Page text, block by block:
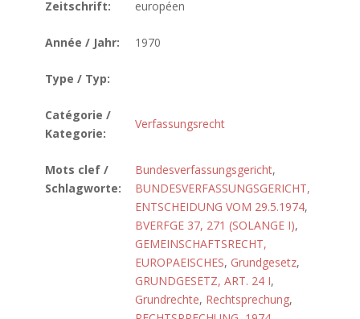
Zeitschrift: européen
Année / Jahr: 1970
Type / Typ:
Catégorie /
Kategorie:
Verfassungsrecht
Mots clef /
Schlagworte:
Bundesverfassungsgericht,
BUNDESVERFASSUNGSGERICHT,
ENTSCHEIDUNG VOM 29.5.1974,
BVERFGE 37, 271 (SOLANGE I),
GEMEINSCHAFTSRECHT,
EUROPAEISCHES, Grundgesetz,
GRUNDGESETZ, ART. 24 I,
Grundrechte, Rechtsprechung,